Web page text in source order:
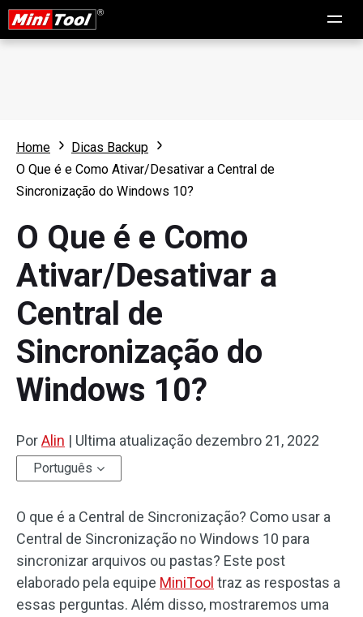
Home
Dicas Backup
O Que é e Como Ativar/Desativar a Central de
Sincronização do Windows 10?
O Que é e Como
Ativar/Desativar a
Central de
Sincronização do
Windows 10?
PorAlin | Ultima atualização dezembro 21, 2022
Português
O que é a Central de Sincronização? Como usar a
Central de Sincronização no Windows 10 para
sincronizar arquivos ou pastas? Este post
elaborado pela equipe MiniTool traz as respostas a
essas perguntas. Além disso, mostraremos uma